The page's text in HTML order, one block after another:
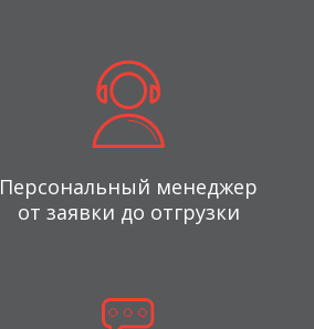
Персональный менеджер
от заявки до отгрузки